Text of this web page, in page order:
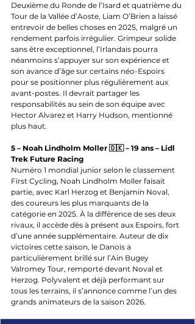
Deuxième du Ronde de l’Isard et quatrième du
Tour de la Vallée d’Aoste, Liam O’Brien a laissé
entrevoir de belles choses en 2025, malgré un
rendement parfois irrégulier. Grimpeur solide
sans être exceptionnel, l’Irlandais pourra
néanmoins s’appuyer sur son expérience et
son avance d’âge sur certains néo-Espoirs
pour se positionner plus régulièrement aux
avant-postes. Il devrait partager les
responsabilités au sein de son équipe avec
Hector Alvarez et Harry Hudson, mentionné
plus haut.
5 – Noah Lindholm Moller 🇩🇰 – 19 ans – Lidl
Trek Future Racing
Numéro 1 mondial junior selon le classement
First Cycling, Noah Lindholm Moller faisait
partie, avec Karl Herzog et Benjamin Noval,
des coureurs les plus marquants de la
catégorie en 2025. À la différence de ses deux
rivaux, il accède dès à présent aux Espoirs, fort
d’une année supplémentaire. Auteur de dix
victoires cette saison, le Danois a
particulièrement brillé sur l’Ain Bugey
Valromey Tour, remporté devant Noval et
Herzog. Polyvalent et déjà performant sur
tous les terrains, il s’annonce comme l’un des
grands animateurs de la saison 2026.